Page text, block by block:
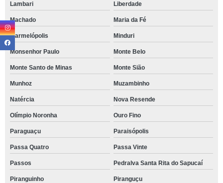
Lambari Liberdade
Machado Maria da Fé
Marmelópolis Minduri
Monsenhor Paulo Monte Belo
Monte Santo de Minas Monte Sião
Munhoz Muzambinho
Natércia Nova Resende
Olímpio Noronha Ouro Fino
Paraguaçu Paraisópolis
Passa Quatro Passa Vinte
Passos Pedralva Santa Rita do Sapucaí
Piranguinho Piranguçu